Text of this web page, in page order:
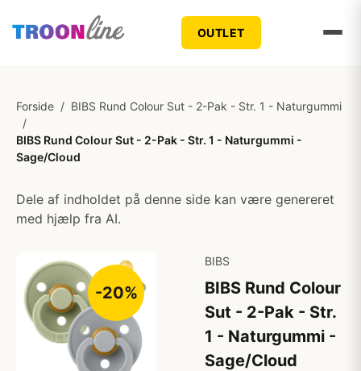
OUTLET
Forside / BIBS Rund Colour Sut - 2-Pak - Str. 1 - Naturgummi
/
BIBS Rund Colour Sut - 2-Pak - Str. 1 - Naturgummi -
Sage/Cloud
Dele af indholdet på denne side kan være genereret
med hjælp fra AI.
-20%
BIBS
BIBS Rund Colour
Sut - 2-Pak - Str.
1 - Naturgummi -
Sage/Cloud